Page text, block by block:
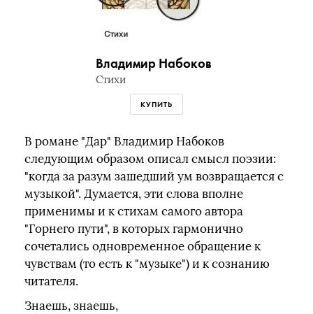
Владимир Набоков
Стихи
КУПИТЬ
В романе "Дар" Владимир Набоков
следующим образом описал смысл поэзии:
"когда за разум зашедший ум возвращается с
музыкой". Думается, эти слова вполне
применимы и к стихам самого автора
"Горнего пути", в которых гармонично
сочетались одновременное обращение к
чувствам (то есть к "музыке") и к сознанию
читателя.
Знаешь, знаешь,